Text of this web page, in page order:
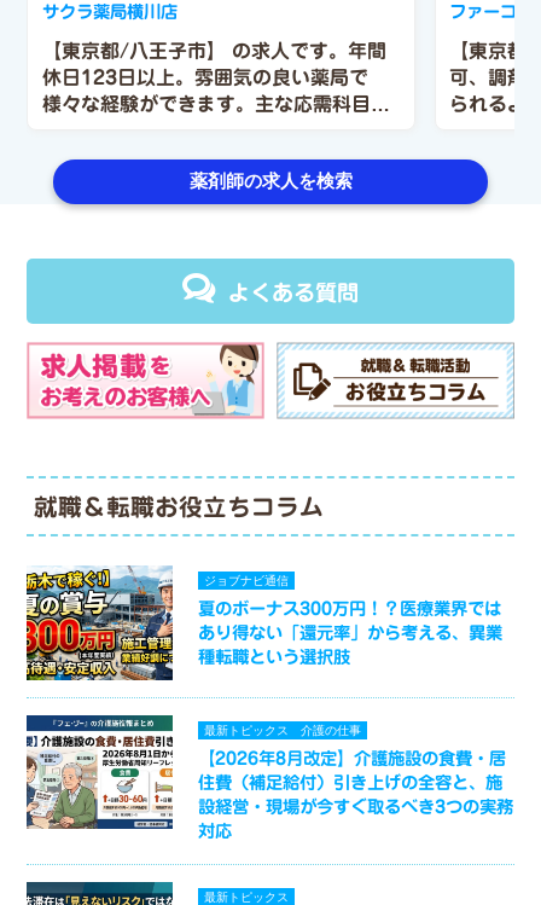
【東京都/八王子市】 の求人です。年間
休日123日以上。雰囲気の良い薬局で
様々な経験ができます。主な応需科目
サクラ薬局横川店
【東京都
可、調剤
られるよ
ファーコ
薬剤師の求人を検索
よくある質問
就職＆転職お役立ちコラム
ジョブナビ通信
夏のボーナス300万円！？医療業界では
あり得ない「還元率」から考える、異業
種転職という選択肢
最新トピックス 介護の仕事
【2026年8月改定】介護施設の食費・居
住費（補足給付）引き上げの全容と、施
設経営・現場が今すぐ取るべき3つの実務
対応
最新トピックス